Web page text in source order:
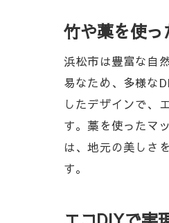
竹や藁を使
浜松市は豊富な自
易なため、多様な
したデザインで、
す。藁を使ったマ
は、地元の美しさ
す。